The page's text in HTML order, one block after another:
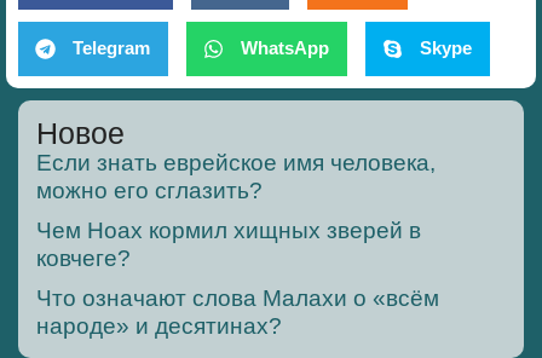
Telegram WhatsApp Skype
Новое
Если знать еврейское имя человека,
можно его сглазить?
Чем Ноах кормил хищных зверей в
ковчеге?
Что означают слова Малахи о «всём
народе» и десятинах?